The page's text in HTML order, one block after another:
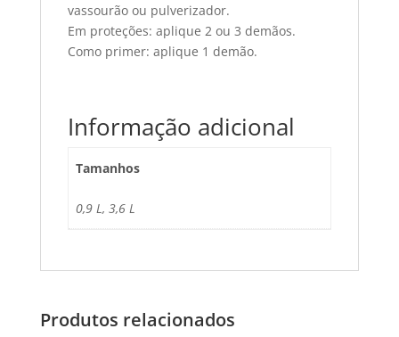
vassourão ou pulverizador.
Em proteções: aplique 2 ou 3 demãos.
Como primer: aplique 1 demão.
Informação adicional
Tamanhos
0,9 L, 3,6 L
Produtos relacionados